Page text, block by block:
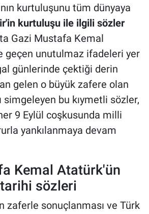
kurtuluşunu tüm dünyaya
kurtuluşu ile ilgili sözler
Gazi Mustafa Kemal
geçen unutulmaz ifadeleri yer
günlerinde çektiği derin
gelen o büyük zafere olan
simgeleyen bu kıymetli sözler,
9 Eylül coşkusunda milli
yankılanmaya devam
Kemal Atatürk'ün
sözleri
zaferle sonuçlanması ve Türk